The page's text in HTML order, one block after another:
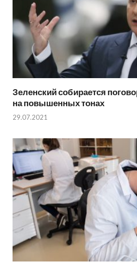
Зеленский собирается
на повышенных тонах
29.07.2021